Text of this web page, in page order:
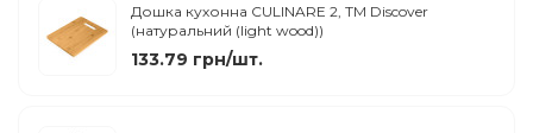
Дошка кухонна CULINARE 2, TM Discover
(натуральний (light wood))
133.79 грн/шт.